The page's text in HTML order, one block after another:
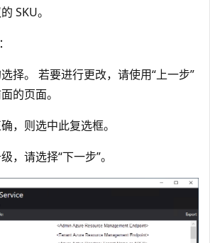
SKU。
择。 若要进行更改，请使用“上一步”
的页面。
，则选中此复选框。
，请选择“下一步”。